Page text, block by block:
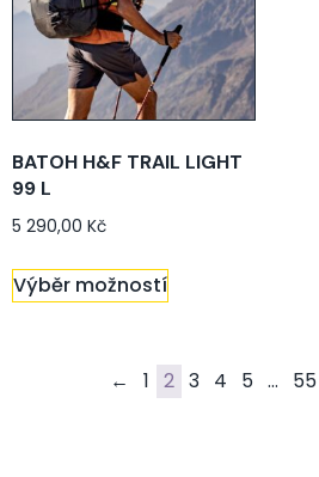
BATOH H&F TRAIL LIGHT
99 L
5 290,00 Kč
Výběr možností
← 1 2 3 4 5 … 55